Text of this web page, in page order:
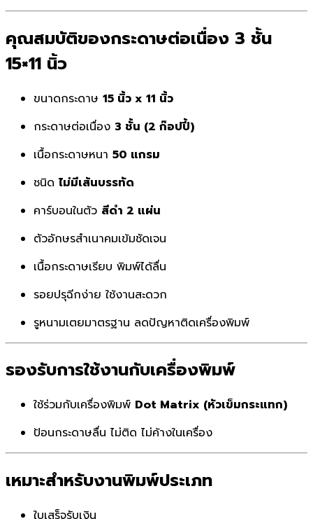
คุณสมบัติของกระดาษต่อเนื่อง 3 ชั้น
15×11 นิ้ว
ขนาดกระดาษ 15 นิ้ว x 11 นิ้ว
กระดาษต่อเนื่อง 3 ชั้น (2 ก๊อปปี้)
เนื้อกระดาษหนา 50 แกรม
ชนิด ไม่มีเส้นบรรทัด
คาร์บอนในตัว สีดำ 2 แผ่น
ตัวอักษรสำเนาคมเข้มชัดเจน
เนื้อกระดาษเรียบ พิมพ์ได้ลื่น
รอยปรุฉีกง่าย ใช้งานสะดวก
รูหนามเตยมาตรฐาน ลดปัญหาติดเครื่องพิมพ์
รองรับการใช้งานกับเครื่องพิมพ์
ใช้ร่วมกับเครื่องพิมพ์ Dot Matrix (หัวเข็มกระแทก)
ป้อนกระดาษลื่น ไม่ติด ไม่ค้างในเครื่อง
เหมาะสำหรับงานพิมพ์ประเภท
ใบเสร็จรับเงิน